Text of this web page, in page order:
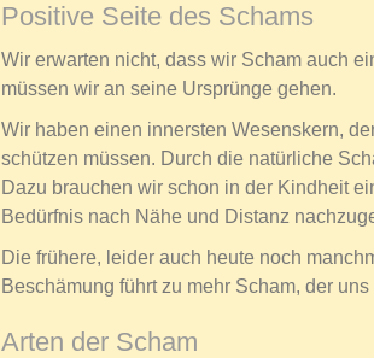
Positive Seite des Schams
Wir erwarten nicht, dass wir Scham auch
müssen wir an seine Ursprünge gehen.
Wir haben einen innersten Wesenskern,
schützen müssen. Durch die natürliche
Dazu brauchen wir schon in der Kindheit
Bedürfnis nach Nähe und Distanz
Die frühere, leider auch heute noch
Beschämung führt zu mehr Scham, der
Arten der Scham